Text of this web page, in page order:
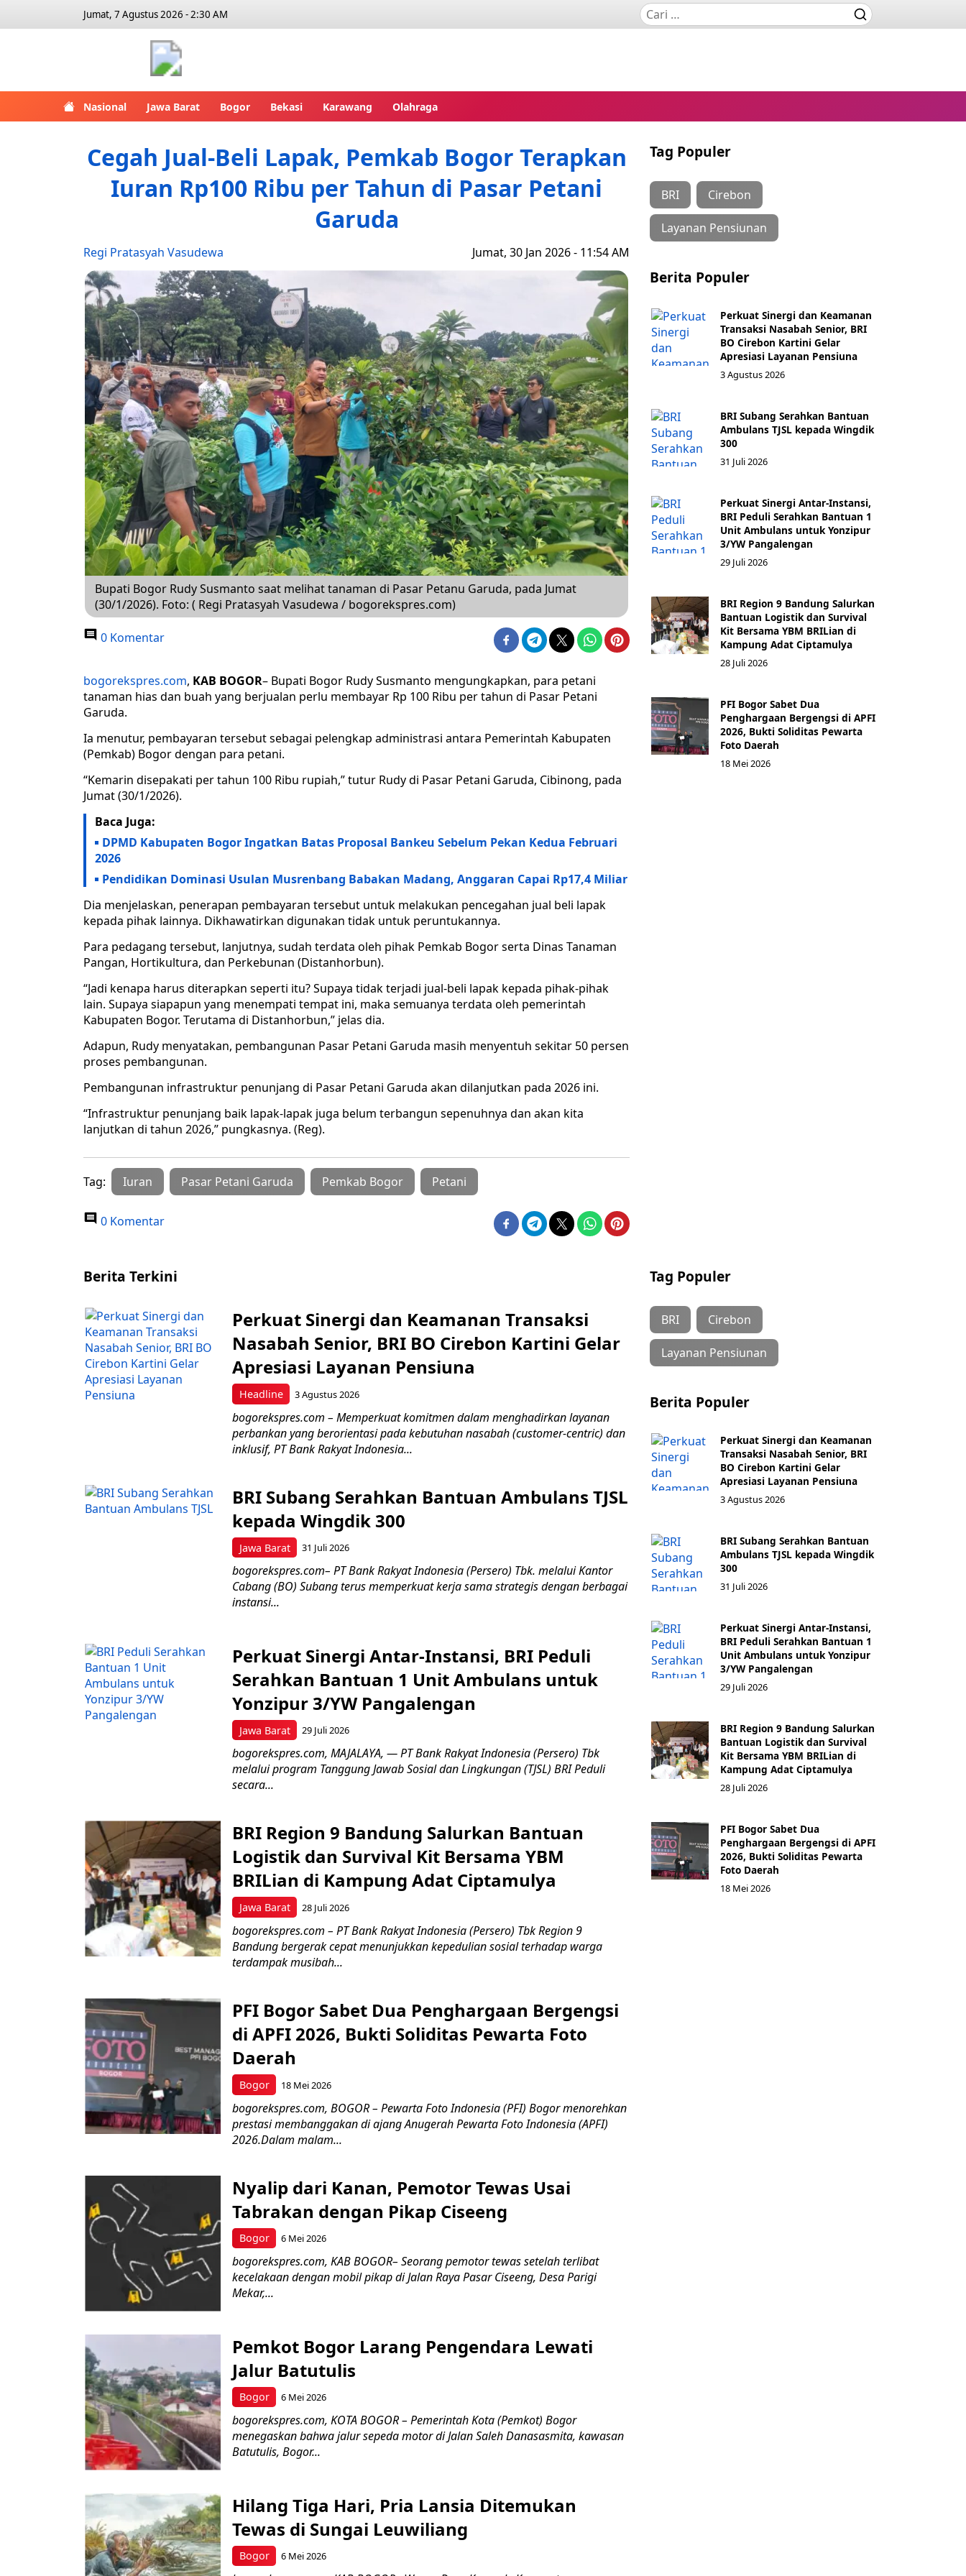
Jumat, 7 Agustus 2026 - 2:30 AM
Nasional Jawa Barat Bogor Bekasi Karawang Olahraga
Cegah Jual-Beli Lapak, Pemkab Bogor Terapkan
Iuran Rp100 Ribu per Tahun di Pasar Petani
Garuda
Regi Pratasyah Vasudewa Jumat, 30 Jan 2026 - 11:54 AM
Bupati Bogor Rudy Susmanto saat melihat tanaman di Pasar Petanu Garuda, pada Jumat
(30/1/2026). Foto: ( Regi Pratasyah Vasudewa / bogorekspres.com)
0 Komentar
bogorekspres.com, KAB BOGOR– Bupati Bogor Rudy Susmanto mengungkapkan, para petani
tanaman hias dan buah yang berjualan perlu membayar Rp 100 Ribu per tahun di Pasar Petani
Garuda.
Ia menutur, pembayaran tersebut sebagai pelengkap administrasi antara Pemerintah Kabupaten
(Pemkab) Bogor dengan para petani.
“Kemarin disepakati per tahun 100 Ribu rupiah,” tutur Rudy di Pasar Petani Garuda, Cibinong, pada
Jumat (30/1/2026).
Baca Juga:
DPMD Kabupaten Bogor Ingatkan Batas Proposal Bankeu Sebelum Pekan Kedua Februari
2026
Pendidikan Dominasi Usulan Musrenbang Babakan Madang, Anggaran Capai Rp17,4 Miliar
Dia menjelaskan, penerapan pembayaran tersebut untuk melakukan pencegahan jual beli lapak
kepada pihak lainnya. Dikhawatirkan digunakan tidak untuk peruntukannya.
Para pedagang tersebut, lanjutnya, sudah terdata oleh pihak Pemkab Bogor serta Dinas Tanaman
Pangan, Hortikultura, dan Perkebunan (Distanhorbun).
“Jadi kenapa harus diterapkan seperti itu? Supaya tidak terjadi jual-beli lapak kepada pihak-pihak
lain. Supaya siapapun yang menempati tempat ini, maka semuanya terdata oleh pemerintah
Kabupaten Bogor. Terutama di Distanhorbun,” jelas dia.
Adapun, Rudy menyatakan, pembangunan Pasar Petani Garuda masih menyentuh sekitar 50 persen
proses pembangunan.
Pembangunan infrastruktur penunjang di Pasar Petani Garuda akan dilanjutkan pada 2026 ini.
“Infrastruktur penunjang baik lapak-lapak juga belum terbangun sepenuhnya dan akan kita
lanjutkan di tahun 2026,” pungkasnya. (Reg).
Tag: Iuran Pasar Petani Garuda Pemkab Bogor Petani
0 Komentar
Tag Populer
BRI Cirebon
Layanan Pensiunan
Berita Populer
Perkuat Sinergi dan Keamanan
Transaksi Nasabah Senior, BRI
BO Cirebon Kartini Gelar
Apresiasi Layanan Pensiuna
3 Agustus 2026
BRI Subang Serahkan Bantuan
Ambulans TJSL kepada Wingdik
300
31 Juli 2026
Perkuat Sinergi Antar-Instansi,
BRI Peduli Serahkan Bantuan 1
Unit Ambulans untuk Yonzipur
3/YW Pangalengan
29 Juli 2026
BRI Region 9 Bandung Salurkan
Bantuan Logistik dan Survival
Kit Bersama YBM BRILian di
Kampung Adat Ciptamulya
28 Juli 2026
PFI Bogor Sabet Dua
Penghargaan Bergengsi di APFI
2026, Bukti Soliditas Pewarta
Foto Daerah
18 Mei 2026
Berita Terkini
Headline
Perkuat Sinergi dan Keamanan Transaksi
Nasabah Senior, BRI BO Cirebon Kartini Gelar
Apresiasi Layanan Pensiuna
3 Agustus 2026
bogorekspres.com – Memperkuat komitmen dalam menghadirkan layanan
perbankan yang berorientasi pada kebutuhan nasabah (customer-centric) dan
inklusif, PT Bank Rakyat Indonesia...
Jawa Barat
BRI Subang Serahkan Bantuan Ambulans TJSL
kepada Wingdik 300
31 Juli 2026
bogorekspres.com– PT Bank Rakyat Indonesia (Persero) Tbk. melalui Kantor
Cabang (BO) Subang terus memperkuat kerja sama strategis dengan berbagai
instansi...
Jawa Barat
Perkuat Sinergi Antar-Instansi, BRI Peduli
Serahkan Bantuan 1 Unit Ambulans untuk
Yonzipur 3/YW Pangalengan
29 Juli 2026
bogorekspres.com, ​MAJALAYA, — PT Bank Rakyat Indonesia (Persero) Tbk
melalui program Tanggung Jawab Sosial dan Lingkungan (TJSL) BRI Peduli
secara...
Jawa Barat
BRI Region 9 Bandung Salurkan Bantuan
Logistik dan Survival Kit Bersama YBM
BRILian di Kampung Adat Ciptamulya
28 Juli 2026
bogorekspres.com – PT Bank Rakyat Indonesia (Persero) Tbk Region 9
Bandung bergerak cepat menunjukkan kepedulian sosial terhadap warga
terdampak musibah...
Bogor
PFI Bogor Sabet Dua Penghargaan Bergengsi
di APFI 2026, Bukti Soliditas Pewarta Foto
Daerah
18 Mei 2026
bogorekspres.com, BOGOR – Pewarta Foto Indonesia (PFI) Bogor menorehkan
prestasi membanggakan di ajang Anugerah Pewarta Foto Indonesia (APFI)
2026.Dalam malam...
Bogor
Nyalip dari Kanan, Pemotor Tewas Usai
Tabrakan dengan Pikap Ciseeng
6 Mei 2026
bogorekspres.com, KAB BOGOR– Seorang pemotor tewas setelah terlibat
kecelakaan dengan mobil pikap di Jalan Raya Pasar Ciseeng, Desa Parigi
Mekar,...
Bogor
Pemkot Bogor Larang Pengendara Lewati
Jalur Batutulis
6 Mei 2026
bogorekspres.com, KOTA BOGOR – Pemerintah Kota (Pemkot) Bogor
menegaskan bahwa jalur sepeda motor di Jalan Saleh Danasasmita, kawasan
Batutulis, Bogor...
Bogor
Hilang Tiga Hari, Pria Lansia Ditemukan
Tewas di Sungai Leuwiliang
6 Mei 2026
Tag Populer
BRI Cirebon
Layanan Pensiunan
Berita Populer
Perkuat Sinergi dan Keamanan
Transaksi Nasabah Senior, BRI
BO Cirebon Kartini Gelar
Apresiasi Layanan Pensiuna
3 Agustus 2026
BRI Subang Serahkan Bantuan
Ambulans TJSL kepada Wingdik
300
31 Juli 2026
Perkuat Sinergi Antar-Instansi,
BRI Peduli Serahkan Bantuan 1
Unit Ambulans untuk Yonzipur
3/YW Pangalengan
29 Juli 2026
BRI Region 9 Bandung Salurkan
Bantuan Logistik dan Survival
Kit Bersama YBM BRILian di
Kampung Adat Ciptamulya
28 Juli 2026
PFI Bogor Sabet Dua
Penghargaan Bergengsi di APFI
2026, Bukti Soliditas Pewarta
Foto Daerah
18 Mei 2026